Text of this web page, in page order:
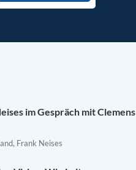
im Gespräch mit Clemens
Frank Neises